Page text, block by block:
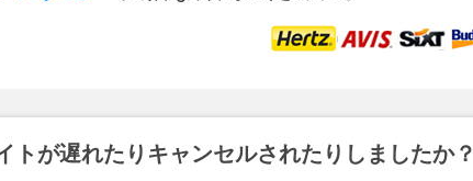
トが遅れたりキャンセルされたりしましたか？